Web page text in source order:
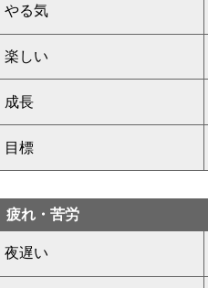
やる気
楽しい
成長
目標
疲れ・苦労
夜遅い